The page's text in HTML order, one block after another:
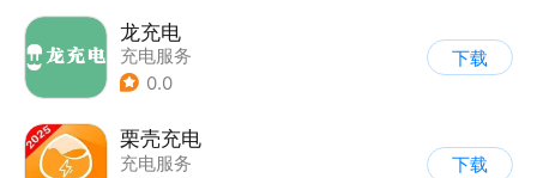
龙充电
充电服务
0.0
下载
栗壳充电
充电服务
下载